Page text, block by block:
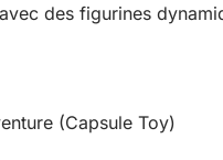
des figurines
(Capsule Toy)